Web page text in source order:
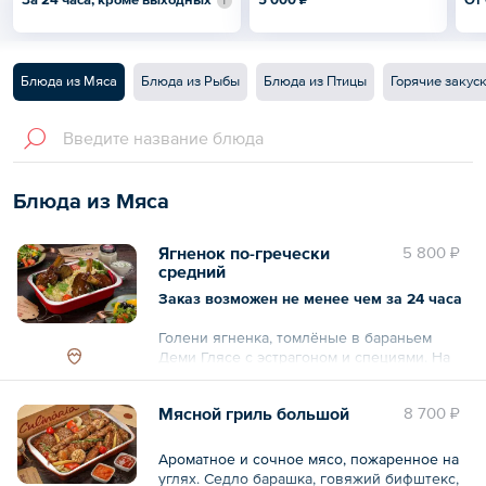
Блюда из Мяса Блюда из Рыбы Блюда из Птицы Горячие
Блюда из Мяса
5 800 ₽
Ягненок по-гречески
средний
Заказ возможен не менее чем за 24 часа
Голени ягненка, томлёные в бараньем
Деми Глясе с эстрагоном и специями. На
гарнир греческая мусака — баклажаны,
запеченные слоями с Бешамелем и
Белым соусом на основе сметаны с
зеленью и чесноком. Окунитесь в теплую
8 700 ₽
Мясной гриль большой
Ароматное и сочное мясо, пожаренное на
углях. Седло барашка, говяжий бифштекс,